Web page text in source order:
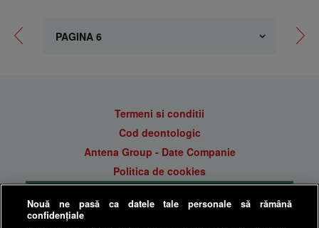
Termeni si conditii
Cod deontologic
Antena Group - Date Companie
Politica de cookies
Politica de confidentialitate
Nouă ne pasă ca datele tale personale să rămână
confidențiale